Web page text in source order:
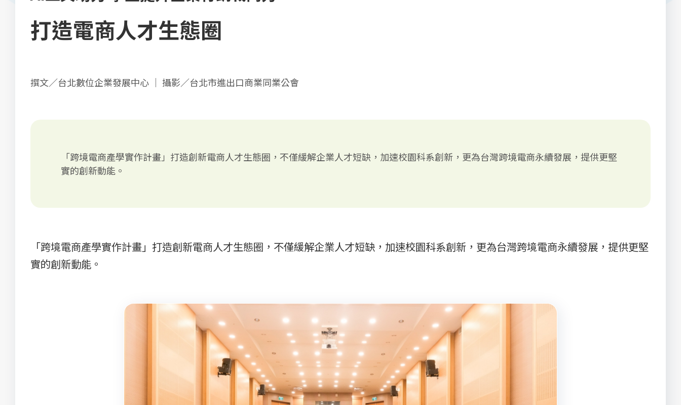
打造電商人才生態圈
撰文／台北數位企業發展中心 ｜ 攝影／台北市進出口商業同業公會
「跨境電商產學實作計畫」打造創新電商人才生態圈，不僅緩解企業人才短缺，加速校園科系創新，更為台灣跨境電商永續發展，提供更堅
實的創新動能。
「跨境電商產學實作計畫」打造創新電商人才生態圈，不僅緩解企業人才短缺，加速校園科系創新，更為台灣跨境電商永續發展，提供更堅
實的創新動能。